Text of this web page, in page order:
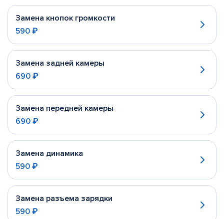
Замена кнопок громкости
590 ₽
Замена задней камеры
690 ₽
Замена передней камеры
690 ₽
Замена динамика
590 ₽
Замена разъема зарядки
590 ₽